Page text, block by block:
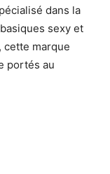
dans la
sexy et
cette marque
portés au